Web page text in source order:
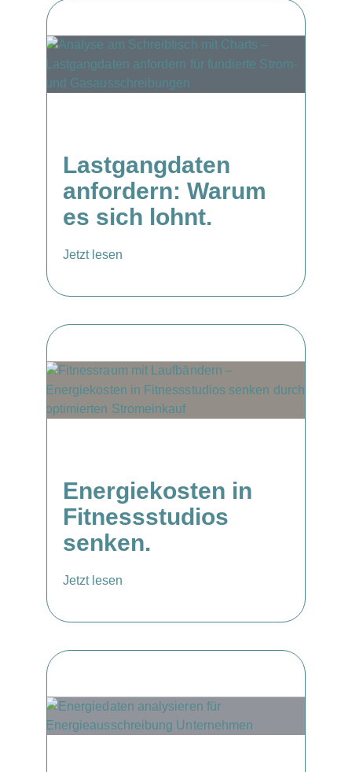
Lastgangdaten
anfordern: Warum
es sich lohnt.
Jetzt lesen
Energiekosten in
Fitnessstudios
senken.
Jetzt lesen